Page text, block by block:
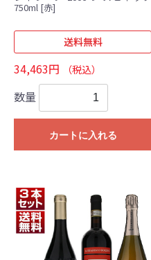
750ml [赤]
送料無料
34,463円 （税込）
数量
カートに入れる